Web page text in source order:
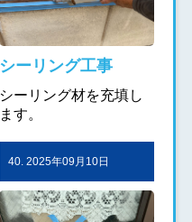
シーリング工事
シーリング材を充填し
ます。
40. 2025年09月10日